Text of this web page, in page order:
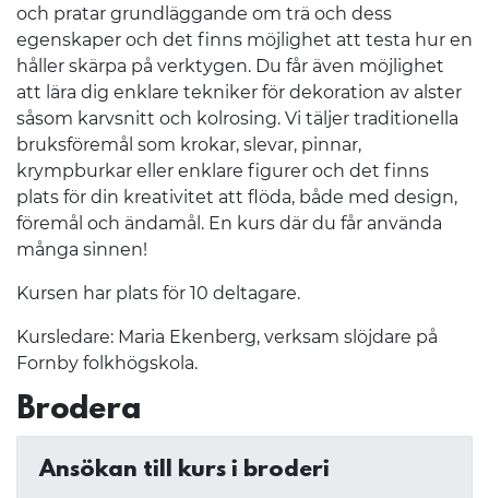
och pratar grundläggande om trä och dess
egenskaper och det finns möjlighet att testa hur en
håller skärpa på verktygen. Du får även möjlighet
att lära dig enklare tekniker för dekoration av alster
såsom karvsnitt och kolrosing. Vi täljer traditionella
bruksföremål som krokar, slevar, pinnar,
krympburkar eller enklare figurer och det finns
plats för din kreativitet att flöda, både med design,
föremål och ändamål. En kurs där du får använda
många sinnen!
Kursen har plats för 10 deltagare.
Kursledare: Maria Ekenberg, verksam slöjdare på
Fornby folkhögskola.
Brodera
Ansökan till kurs i broderi